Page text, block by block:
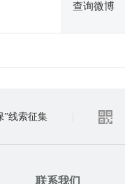
查询微博
”线索征集
联系我们